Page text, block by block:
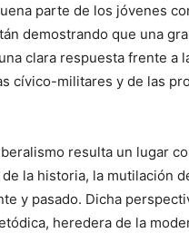
parte de los jóvenes
demostrando que una
clara respuesta frente a
cívico-militares y de las
resulta un lugar
la historia, la mutilación
y pasado. Dicha
heredera de la